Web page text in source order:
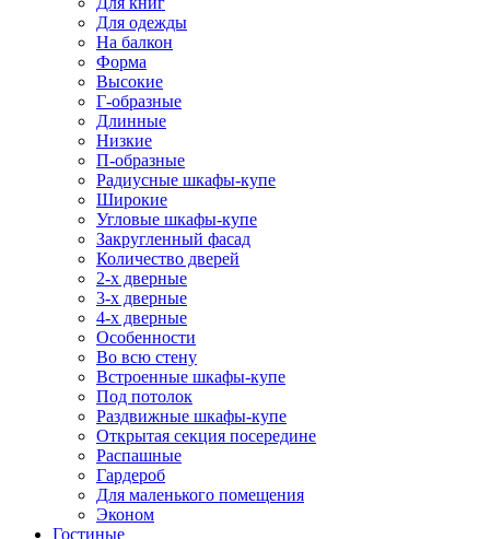
Для одежды
На балкон
Форма
Высокие
Г-образные
Длинные
Низкие
П-образные
Радиусные шкафы-купе
Широкие
Угловые шкафы-купе
Закругленный фасад
Количество дверей
2-х дверные
3-х дверные
4-х дверные
Особенности
Во всю стену
Встроенные шкафы-купе
Под потолок
Раздвижные шкафы-купе
Открытая секция посередине
Распашные
Гардероб
Для маленького помещения
Эконом
Гостиные